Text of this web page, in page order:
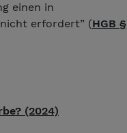
einen in
erfordert” (HGB §
(2024)